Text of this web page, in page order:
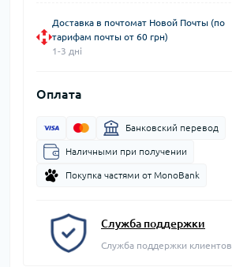
Доставка в почтомат Новой Почты (по
тарифам почты от 60 грн)
1-3 дні
Оплата
Банковский перевод
Наличными при получении
Покупка частями от MonoBank
Служба поддержки
Служба поддержки клиентов